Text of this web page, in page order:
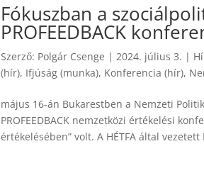
Fókuszban a
PROFEEDBACK
Szerző: Polgár Csenge |2024. július 3. |
(hír), Ifjúság (munka), Konferencia (hír),
május 16-án Bukarestben a Nemzeti
PROFEEDBACK nemzetközi értékelési
értékelésében” volt. A HÉTFA által vezetett